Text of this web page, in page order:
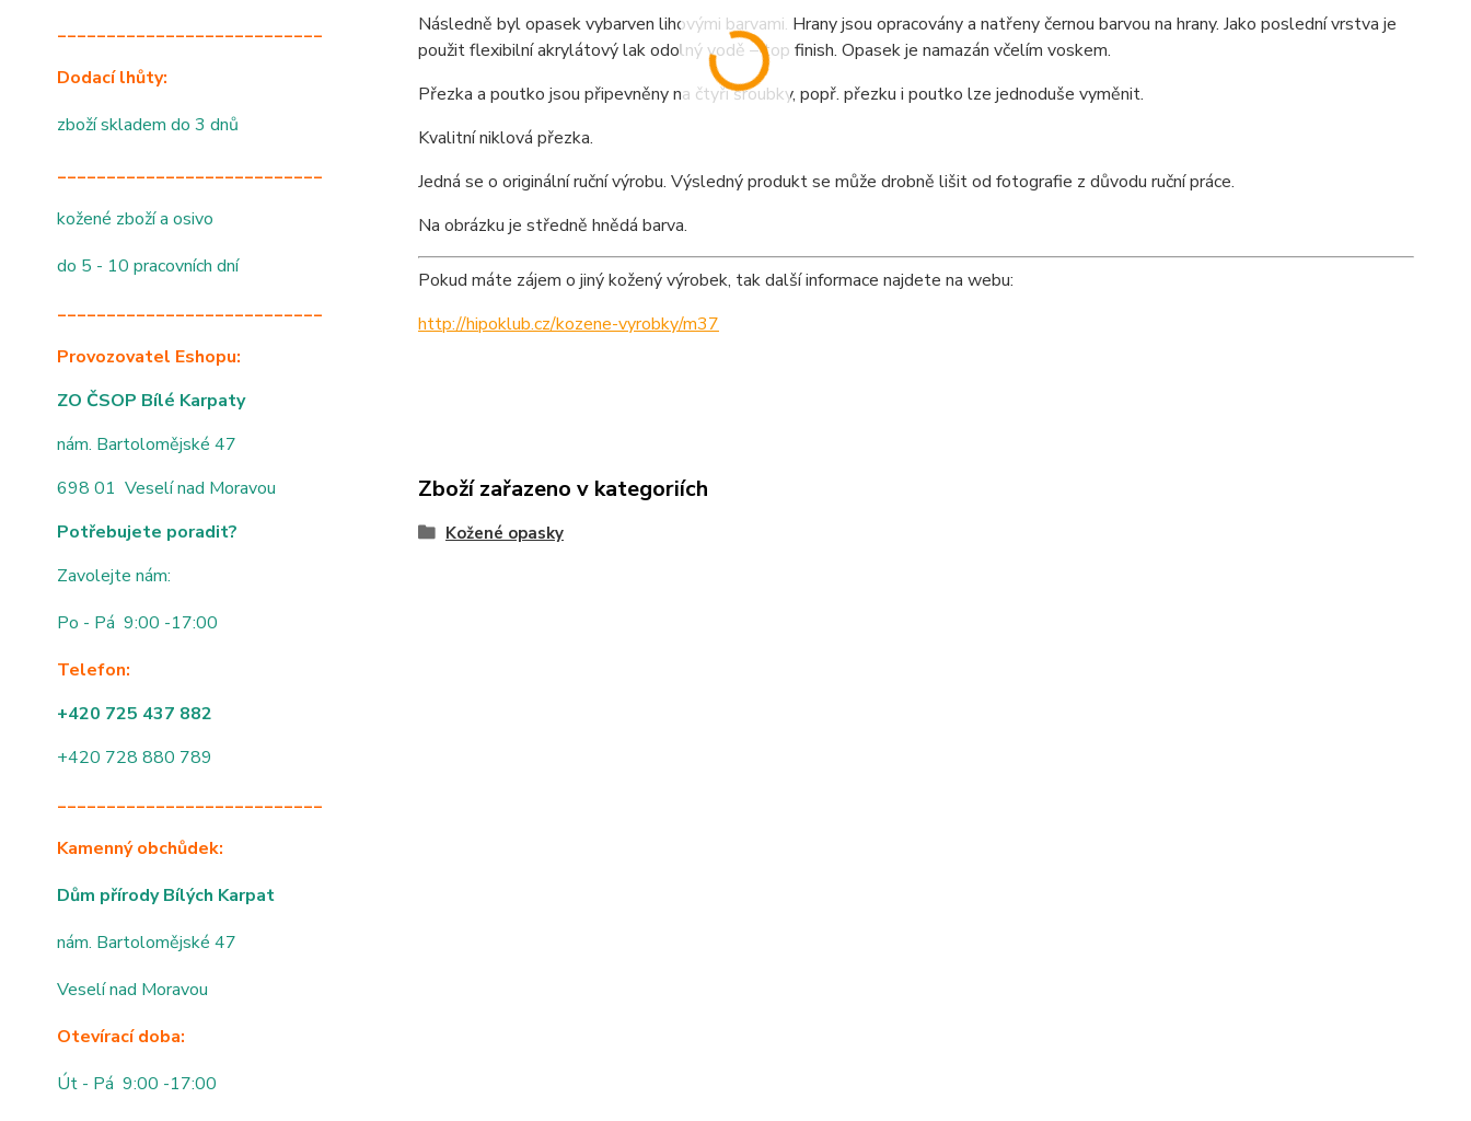
___________________________
Dodací lhůty:
zboží skladem do 3 dnů
___________________________
kožené zboží a osivo
do 5 - 10 pracovních dní
___________________________
Provozovatel Eshopu:
ZO ČSOP Bílé Karpaty
nám. Bartolomějské 47
698 01 Veselí nad Moravou
Potřebujete poradit?
Zavolejte nám:
Po - Pá 9:00 -17:00
Telefon:
+420 725 437 882
+420 728 880 789
___________________________
Kamenný obchůdek:
Dům přírody Bílých Karpat
nám. Bartolomějské 47
Veselí nad Moravou
Otevírací doba:
Út - Pá 9:00 -17:00
Následně byl opasek vybarven lihovými barvami. Hrany jsou opracovány a natřeny černou barvou na hrany. Jako poslední vrstva je
použit flexibilní akrylátový lak odolný vodě – top finish. Opasek je namazán včelím voskem.
Přezka a poutko jsou připevněny na čtyři šroubky, popř. přezku i poutko lze jednoduše vyměnit.
Kvalitní niklová přezka.
Jedná se o originální ruční výrobu. Výsledný produkt se může drobně lišit od fotografie z důvodu ruční práce.
Na obrázku je středně hnědá barva.
Pokud máte zájem o jiný kožený výrobek, tak další informace najdete na webu:
http://hipoklub.cz/kozene-vyrobky/m37
Zboží zařazeno v kategoriích
Kožené opasky